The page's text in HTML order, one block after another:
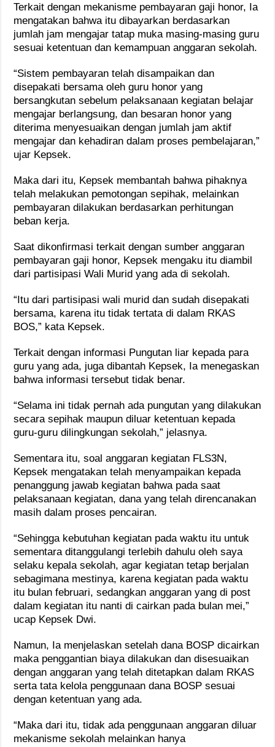
Terkait dengan mekanisme pembayaran gaji honor, Ia
mengatakan bahwa itu dibayarkan berdasarkan
jumlah jam mengajar tatap muka masing-masing guru
sesuai ketentuan dan kemampuan anggaran sekolah.
“Sistem pembayaran telah disampaikan dan
disepakati bersama oleh guru honor yang
bersangkutan sebelum pelaksanaan kegiatan belajar
mengajar berlangsung, dan besaran honor yang
diterima menyesuaikan dengan jumlah jam aktif
mengajar dan kehadiran dalam proses pembelajaran,”
ujar Kepsek.
Maka dari itu, Kepsek membantah bahwa pihaknya
telah melakukan pemotongan sepihak, melainkan
pembayaran dilakukan berdasarkan perhitungan
beban kerja.
Saat dikonfirmasi terkait dengan sumber anggaran
pembayaran gaji honor, Kepsek mengaku itu diambil
dari partisipasi Wali Murid yang ada di sekolah.
“Itu dari partisipasi wali murid dan sudah disepakati
bersama, karena itu tidak tertata di dalam RKAS
BOS,” kata Kepsek.
Terkait dengan informasi Pungutan liar kepada para
guru yang ada, juga dibantah Kepsek, Ia menegaskan
bahwa informasi tersebut tidak benar.
“Selama ini tidak pernah ada pungutan yang dilakukan
secara sepihak maupun diluar ketentuan kepada
guru-guru dilingkungan sekolah,” jelasnya.
Sementara itu, soal anggaran kegiatan FLS3N,
Kepsek mengatakan telah menyampaikan kepada
penanggung jawab kegiatan bahwa pada saat
pelaksanaan kegiatan, dana yang telah direncanakan
masih dalam proses pencairan.
“Sehingga kebutuhan kegiatan pada waktu itu untuk
sementara ditanggulangi terlebih dahulu oleh saya
selaku kepala sekolah, agar kegiatan tetap berjalan
sebagimana mestinya, karena kegiatan pada waktu
itu bulan februari, sedangkan anggaran yang di post
dalam kegiatan itu nanti di cairkan pada bulan mei,”
ucap Kepsek Dwi.
Namun, Ia menjelaskan setelah dana BOSP dicairkan
maka penggantian biaya dilakukan dan disesuaikan
dengan anggaran yang telah ditetapkan dalam RKAS
serta tata kelola penggunaan dana BOSP sesuai
dengan ketentuan yang ada.
“Maka dari itu, tidak ada penggunaan anggaran diluar
mekanisme sekolah melainkan hanya